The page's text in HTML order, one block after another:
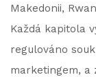
Makedonii,
Každá kapitola
regulováno
marketingem, a